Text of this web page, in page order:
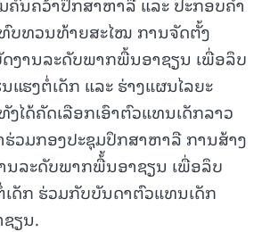
ບທວນທ້າຍສະໄໝ ການຈັດຕັ້ງ
ງານລະດັບພາກພື້ນອາຊຽນ ເພື່ອລຶບ
ແຮງຕໍ່ເດັກ ແລະ ຮ່າງແຜນໄລຍະ
ງໄດ້ຄັດເລືອກເອົາຕົວແທນເດັກລາວ
ຮ່ວມກອງປະຊຸມປຶກສາຫາລື ການສ້າງ
ນລະດັບພາກພື້້ນອາຊຽນ ເພື່ອລຶບ
ເດັກ ຮ່ວມກັບບັນດາຕົວແທນເດັກ
ຽນ.